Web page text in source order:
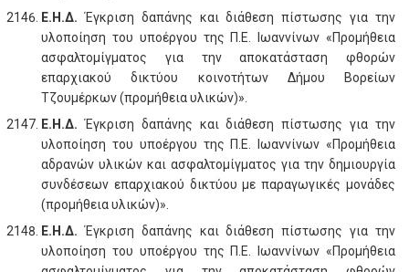
Ε.Η.Δ.Έγκριση δαπάνης και διάθεση πίστωσης για την
υλοποίηση του υποέργου της Π.Ε. Ιωαννίνων «Προμήθεια
ασφαλτομίγματος για την αποκατάσταση φθορών
επαρχιακού δικτύου κοινοτήτων Δήμου Βορείων
Τζουμέρκων (προμήθεια υλικών)».
Ε.Η.Δ.Έγκριση δαπάνης και διάθεση πίστωσης για την
υλοποίηση του υποέργου της Π.Ε. Ιωαννίνων «Προμήθεια
αδρανών υλικών και ασφαλτομίγματος για την δημιουργία
συνδέσεων επαρχιακού δικτύου με παραγωγικές μονάδες
(προμήθεια υλικών)».
Ε.Η.Δ.Έγκριση δαπάνης και διάθεση πίστωσης για την
υλοποίηση του υποέργου της Π.Ε. Ιωαννίνων «Προμήθεια